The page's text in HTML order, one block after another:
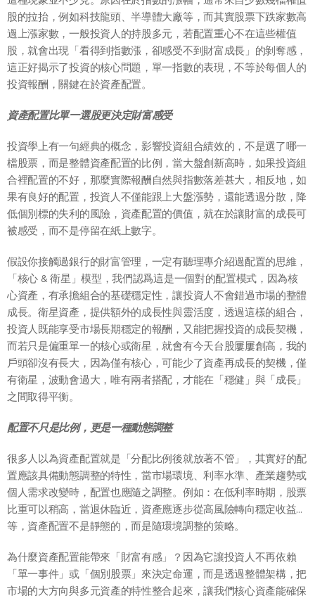
股的拉抬，例如科技龍頭、半導體大廠等，而其實股票下跌家數高
過上漲家數，一般投資人的持股多元，若配置重心不在這些權值
股，就會出現「看得到指數漲，卻感受不到財富成長」的剝奪感，
這正好揭示了投資的核心問題，單一指數的表現，不等於每個人的
投資報酬，關鍵在於資產配置。
資產配置比單一選股更決定財富感受
投資學上有一句經典的概念，影響投資組合績效的，不是選了哪一
檔股票，而是整體資產配置的比例，當大盤創新高時，如果投資組
合裡配置的不好，那麼實際報酬自然與指數落差甚大，相反地，如
果有良好的配置，投資人不僅能跟上大盤漲勢，還能透過分散，降
低個別標的失利的風險，資產配置的價值，就在於讓財富的成長可
被感受，而不是停留在紙上數字。
假設你接觸過銀行的財富管理，一定有聽理專介紹過配置的思維，
「核心 & 衛星」模型，我們認爲這是一個對的配置模式，因為核
心資產，有承擔組合的基礎穩定性，讓投資人不會錯過市場的整體
成長。衛星資產，提供額外的成長性與靈活度，透過這樣的組合，
投資人既能享受市場長期穩定的報酬，又能把握投資的成長契機，
而若只是偏重單一的核心或衛星，就會有今天台股屢屢創高，我的
戶頭卻沒有長大，因為僅有核心，可能少了資產再成長的契機，僅
有衛星，波動會過大，唯有兩者搭配，才能在「穩健」與「成長」
之間取得平衡。
配置不只是比例，更是一種動態調整
很多人以為資產配置就是「分配比例後就放著不管」，其實好的配
置應該具備動態調整的特性，當市場環境、利率水準、產業趨勢或
個人需求改變時，配置也應隨之調整。例如：在低利率時期，股票
比重可以稍高，當退休臨近，資產應逐步從高風險轉向穩定收益…
等，資產配置不是靜態的，而是隨環境調整的策略。
為什麼資產配置能帶來「財富有感」？因為它讓投資人不再依賴
「單一事件」或「個別股票」來決定命運，而是透過整體架構，把
市場的大方向與多元資產的特性整合起來，讓我們核心資產能確保